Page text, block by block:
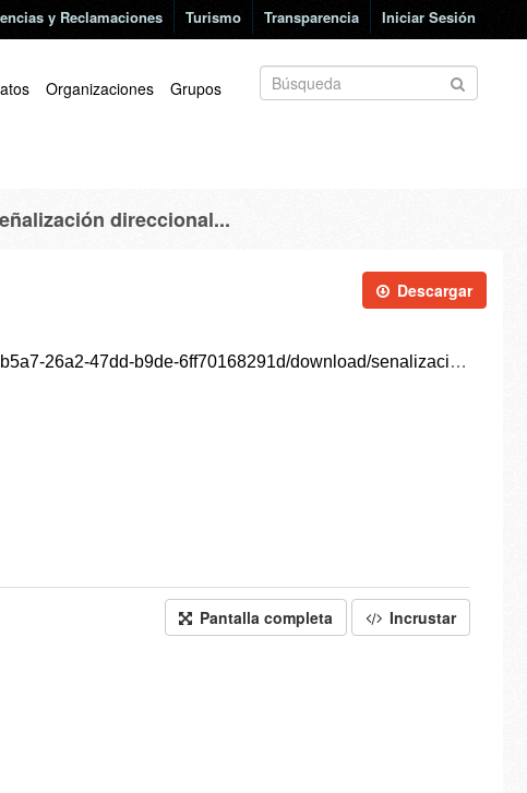
y Reclamaciones Turismo Transparencia Iniciar Sesión
Organizaciones Grupos
direccional...
Descargar
6ff70168291d/download/senalizacion-direccional-peatones.xlsx
Pantalla completa Incrustar